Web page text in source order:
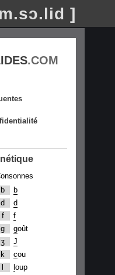
]
.COM
b
b
d
d
f
f
g
goût
ʒ
J
k
cou
oup